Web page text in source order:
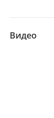
Видео